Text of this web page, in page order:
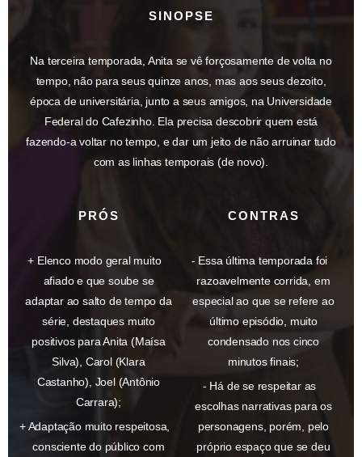
SINOPSE
Na terceira temporada, Anita se vê forçosamente de volta no
tempo, não para seus quinze anos, mas aos seus dezoito,
época de universitária, junto a seus amigos, na Universidade
Federal do Cafezinho. Ela precisa descobrir quem está
fazendo-a voltar no tempo, e dar um jeito de não arruinar tudo
com as linhas temporais (de novo).
PRÓS
Elenco modo geral muito
afiado e que soube se
adaptar ao salto de tempo da
série, destaques muito
positivos para Anita (Maísa
Silva), Carol (Klara
Castanho), Joel (Antônio
Carrara);
Adaptação muito respeitosa,
consciente do público com
CONTRAS
Essa última temporada foi
razoavelmente corrida, em
especial ao que se refere ao
último episódio, muito
condensado nos cinco
minutos finais;
Há de se respeitar as
escolhas narrativas para os
personagens, porém, pelo
próprio espaço que se deu